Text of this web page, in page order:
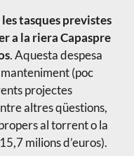
les tasques previstes
a la riera Capaspre
. Aquesta despesa
(poc
projectes
altres qüestions,
al torrent o la
milions d’euros).